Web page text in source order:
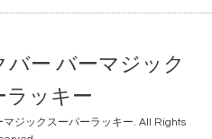
ー バーマジック
ラッキー
ジックスーパーラッキー. All Rights